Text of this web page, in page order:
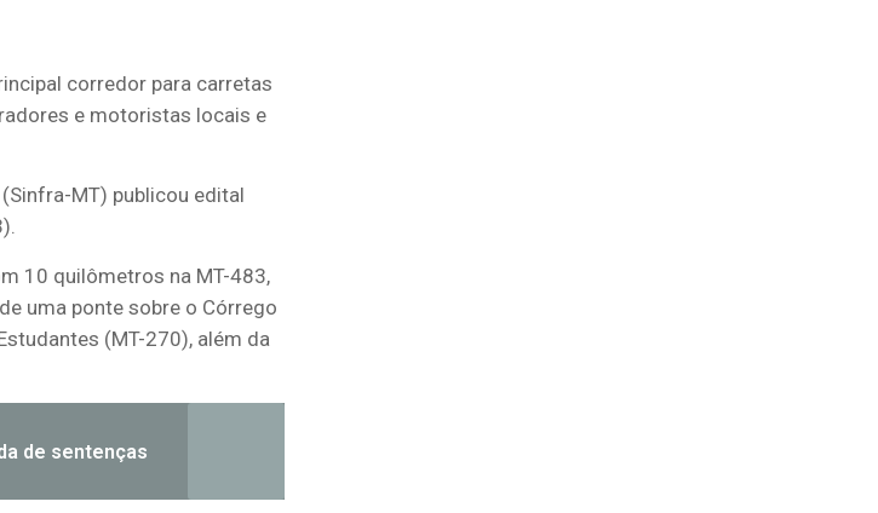
corredor para carretas
e motoristas locais e
MT) publicou edital
10 quilômetros na MT-483,
uma ponte sobre o Córrego
(MT-270), além da
de sentenças